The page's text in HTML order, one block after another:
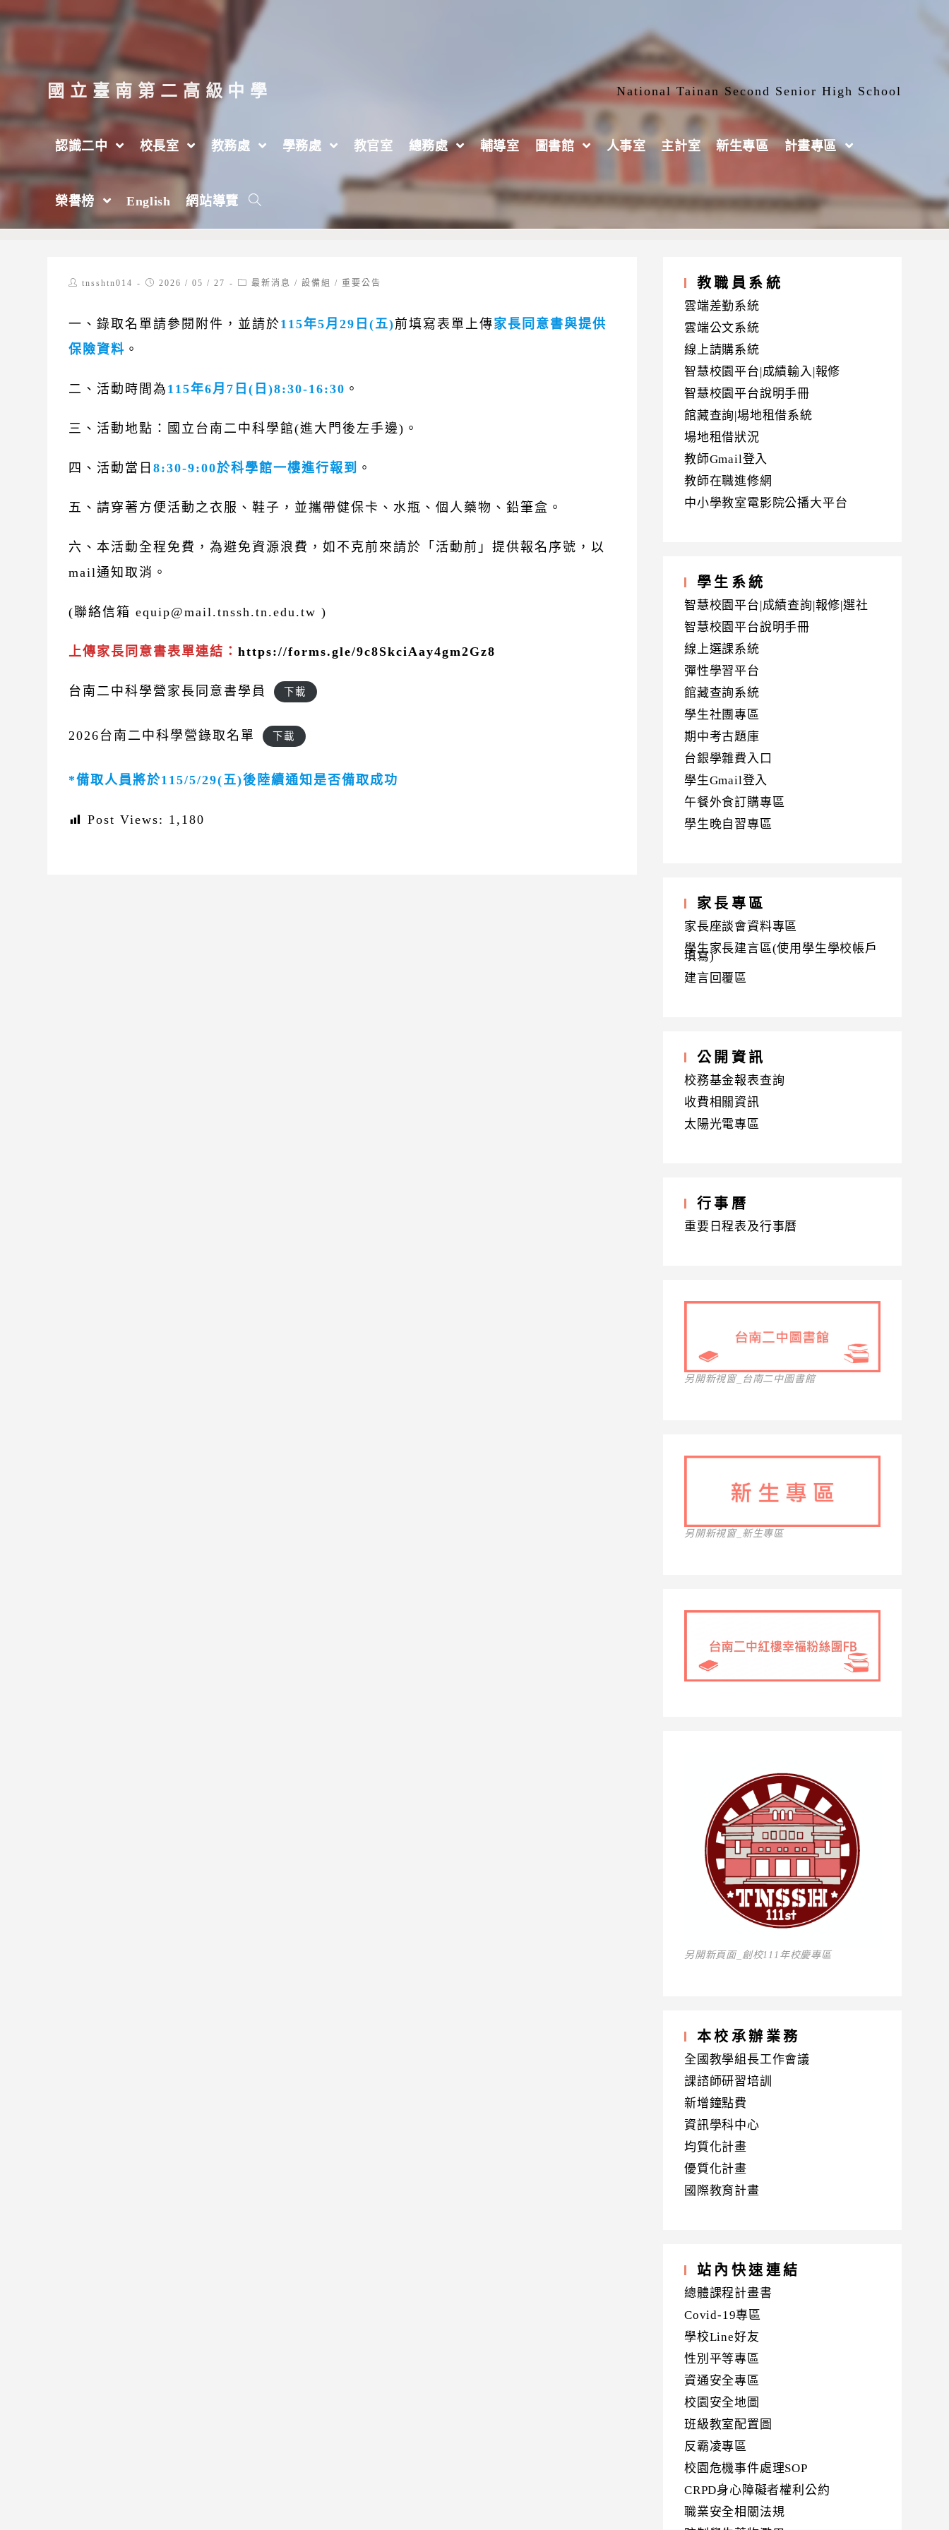
跳
至
要
內
容
國立臺南第二高級中學 National Tainan Second Senior High School
認識二中 校長室 教務處 學務處 教官室 總務處 輔導室 圖書館 人事室 主計室 新生專區 計畫專區
榮譽榜 English 網站導覽
【國中生限定】🧑‍🔬2026臺南二中科學營🧬錄取名單
2026 年 > 5 月 > 27 日
Posttnsshtn014
Post2026 / 05 / 27
Post最新消息 / 設備組 / 重要公告
一、錄取名單請參閱附件，並請於115年5月29日(五)前填寫表單上傳家長同意書與提供
保險資料 。
二、活動時間為 115年6月7日(日)8:30-16:30 。
三、活動地點：國立台南二中科學館(進大門後左手邊)。
四、活動當日8:30-9:00於科學館一樓進行報到 。
五、請穿著方便活動之衣服、鞋子，並攜帶健保卡、水瓶、個人藥物、鉛筆盒。
六、本活動全程免費，為避免資源浪費，如不克前來請於「活動前」提供報名序號，以
mail通知取消。
(聯絡信箱 equip@mail.tnssh.tn.edu.tw )
上傳家長同意書表單連結：https://forms.gle/9c8SkciAay4gm2Gz8
台南二中科學營家長同意書學員 下載
2026台南二中科學營錄取名單 下載
*備取人員將於115/5/29(五)後陸續通知是否備取成功
Post Views: 1,180
教職員系統
雲端差勤系統
雲端公文系統
線上請購系統
智慧校園平台|成績輸入|報修
智慧校園平台說明手冊
館藏查詢|場地租借系統
場地租借狀況
教師Gmail登入
教師在職進修網
中小學教室電影院公播大平台
學生系統
智慧校園平台|成績查詢|報修|選社
智慧校園平台說明手冊
線上選課系統
彈性學習平台
館藏查詢系統
學生社團專區
期中考古題庫
台銀學雜費入口
學生Gmail登入
午餐外食訂購專區
學生晚自習專區
家長專區
家長座談會資料專區
學生家長建言區(使用學生學校帳戶
填寫)
建言回覆區
公開資訊
校務基金報表查詢
收費相關資訊
太陽光電專區
行事曆
重要日程表及行事曆
另開新視窗_台南二中圖書館
另開新視窗_新生專區
另開新頁面_創校111年校慶專區
本校承辦業務
全國教學組長工作會議
課諮師研習培訓
新增鐘點費
資訊學科中心
均質化計畫
優質化計畫
國際教育計畫
站內快速連結
總體課程計畫書
Covid-19專區
學校Line好友
性別平等專區
資通安全專區
校園安全地圖
班級教室配置圖
反霸凌專區
校園危機事件處理SOP
CRPD身心障礙者權利公約
職業安全相關法規